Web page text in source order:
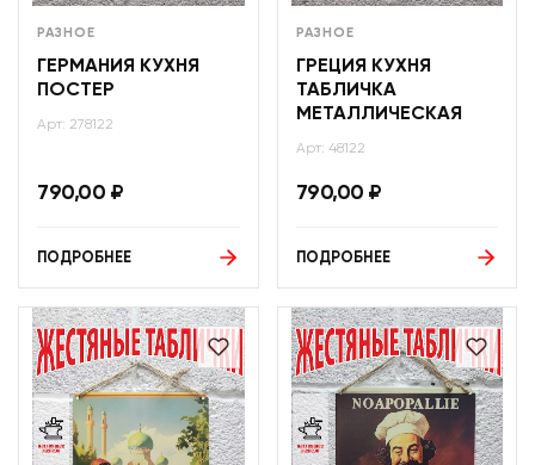
РАЗНОЕ
ГЕРМАНИЯ КУХНЯ
ПОСТЕР
Арт: 278122
790,00 ₽
ПОДРОБНЕЕ
РАЗНОЕ
ГРЕЦИЯ КУХНЯ
ТАБЛИЧКА
МЕТАЛЛИЧЕСКАЯ
Арт: 48122
790,00 ₽
ПОДРОБНЕЕ